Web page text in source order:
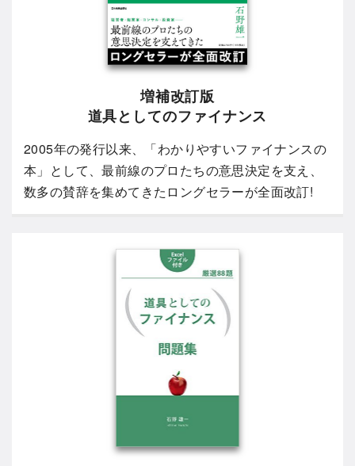
増補改訂版
道具としてのファイナンス
2005年の発行以来、「わかりやすいファイナンスの
本」として、最前線のプロたちの意思決定を支え、
数多の賛辞を集めてきたロングセラーが全面改訂!